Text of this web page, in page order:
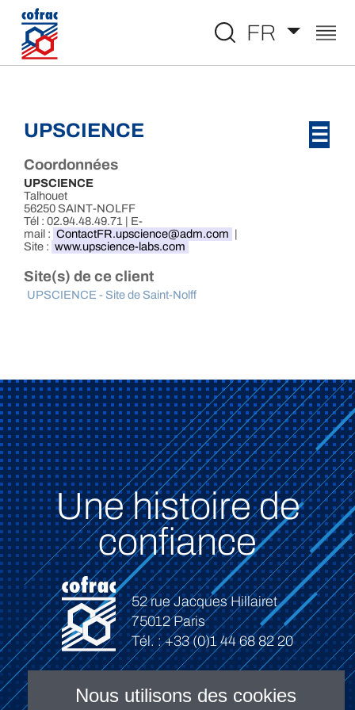
Aller au contenu
FR
UPSCIENCE ☰
Coordonnées
UPSCIENCE
Talhouet
56250 SAINT-NOLFF
Tél : 02.94.48.49.71 | E-
mail : ContactFR.upscience@adm.com |
Site : www.upscience-labs.com
Site(s) de ce client
UPSCIENCE - Site de Saint-Nolff
Une histoire de
confiance
52 rue Jacques Hillairet
75012 Paris
Tél. : +33 (0)1 44 68 82 20
Nous utilisons des cookies